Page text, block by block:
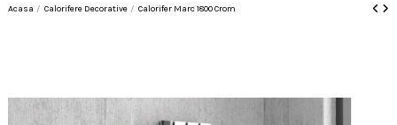
Acasa Calorifere Decorative Calorifer Marc 1800 Crom